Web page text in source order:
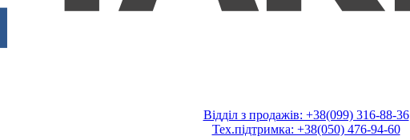
Відділ з продажів: +38(099) 316-88-36
Тех.підтримка: +38(050) 476-94-60